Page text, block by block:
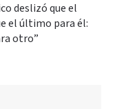
deslizó que el
el último para él:
otro”